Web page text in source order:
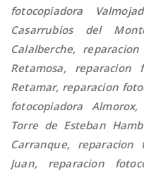
fotocopiadora
Casarrubios del
Calalberche,
Retamosa, reparacion
Retamar, reparacion
fotocopiadora
Torre de Esteban
Carranque,
Juan, reparacion